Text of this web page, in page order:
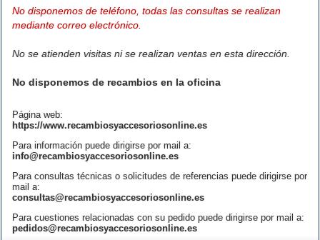
No disponemos de teléfono, todas las consultas se realizan
mediante correo electrónico.
No se atienden visitas ni se realizan ventas en esta dirección.
No disponemos de recambios en la oficina
Página web:
https://www.recambiosyaccesoriosonline.es
Para información puede dirigirse por mail a:
info@recambiosyaccesoriosonline.es
Para consultas técnicas o solicitudes de referencias puede dirigirse por
mail a:
consultas@recambiosyaccesoriosonline.es
Para cuestiones relacionadas con su pedido puede dirigirse por mail a:
pedidos@recambiosyaccesoriosonline.es